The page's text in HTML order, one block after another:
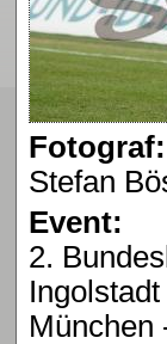
Fotograf:
Stefan
Event:
2.
München